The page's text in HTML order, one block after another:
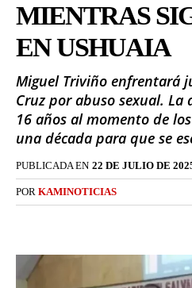
MIENTRAS
EN USHUAIA
Miguel Triviño enfrentará
Cruz por abuso sexual.
16 años al momento de
una década para que se
PUBLICADA EN 22 DE JULIO DE
POR KAMINOTICIAS